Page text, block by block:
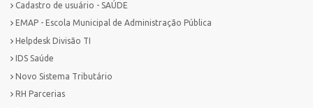
Cadastro de usuário - SAÚDE
EMAP - Escola Municipal de Administração Pública
Helpdesk Divisão TI
IDS Saúde
Novo Sistema Tributário
RH Parcerias